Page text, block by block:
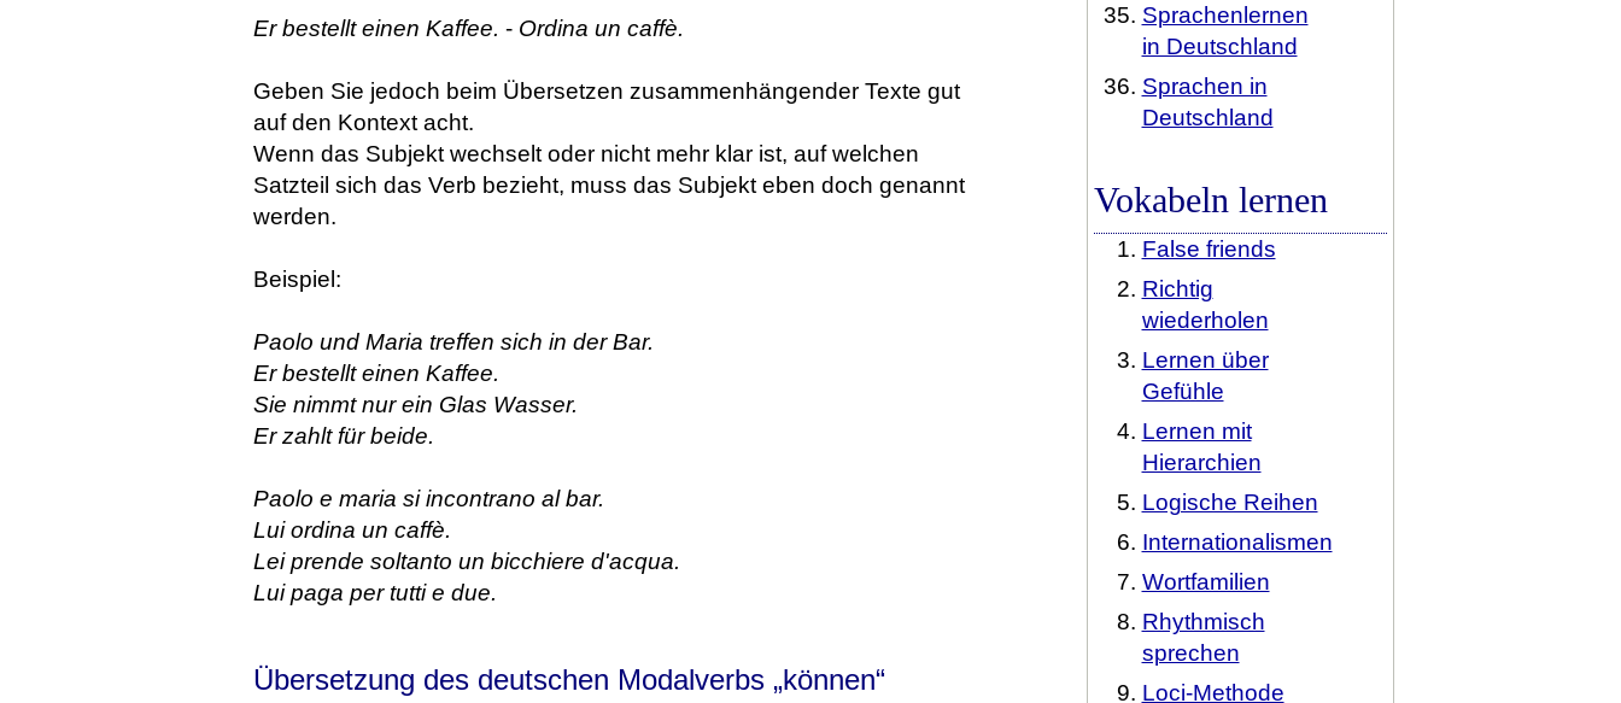
Er bestellt einen Kaffee. - Ordina un caffè.
Geben Sie jedoch beim Übersetzen zusammenhängender Texte gut
auf den Kontext acht.
Wenn das Subjekt wechselt oder nicht mehr klar ist, auf welchen
Satzteil sich das Verb bezieht, muss das Subjekt eben doch genannt
werden.
Beispiel:
Paolo und Maria treffen sich in der Bar.
Er bestellt einen Kaffee.
Sie nimmt nur ein Glas Wasser.
Er zahlt für beide.
Paolo e maria si incontrano al bar.
Lui ordina un caffè.
Lei prende soltanto un bicchiere d'acqua.
Lui paga per tutti e due.
Übersetzung des deutschen Modalverbs „können“
Sprachenlernen
in Deutschland
Sprachen in
Deutschland
Vokabeln lernen
False friends
Richtig
wiederholen
Lernen über
Gefühle
Lernen mit
Hierarchien
Logische Reihen
Internationalismen
Wortfamilien
Rhythmisch
sprechen
Loci-Methode